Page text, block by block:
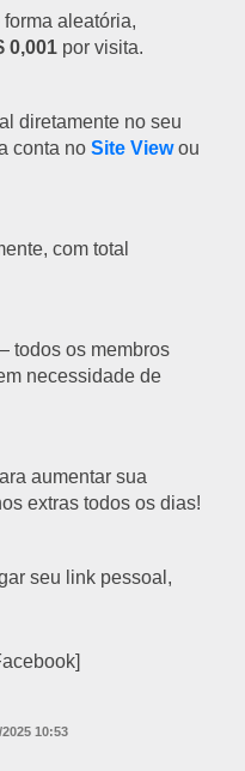
aleatória,
0,001por visita.
diretamente no seu
conta no Site Viewou
com total
os membros
necessidade de
aumentar sua
extras todos os dias!
seu link pessoal,
2025 10:53